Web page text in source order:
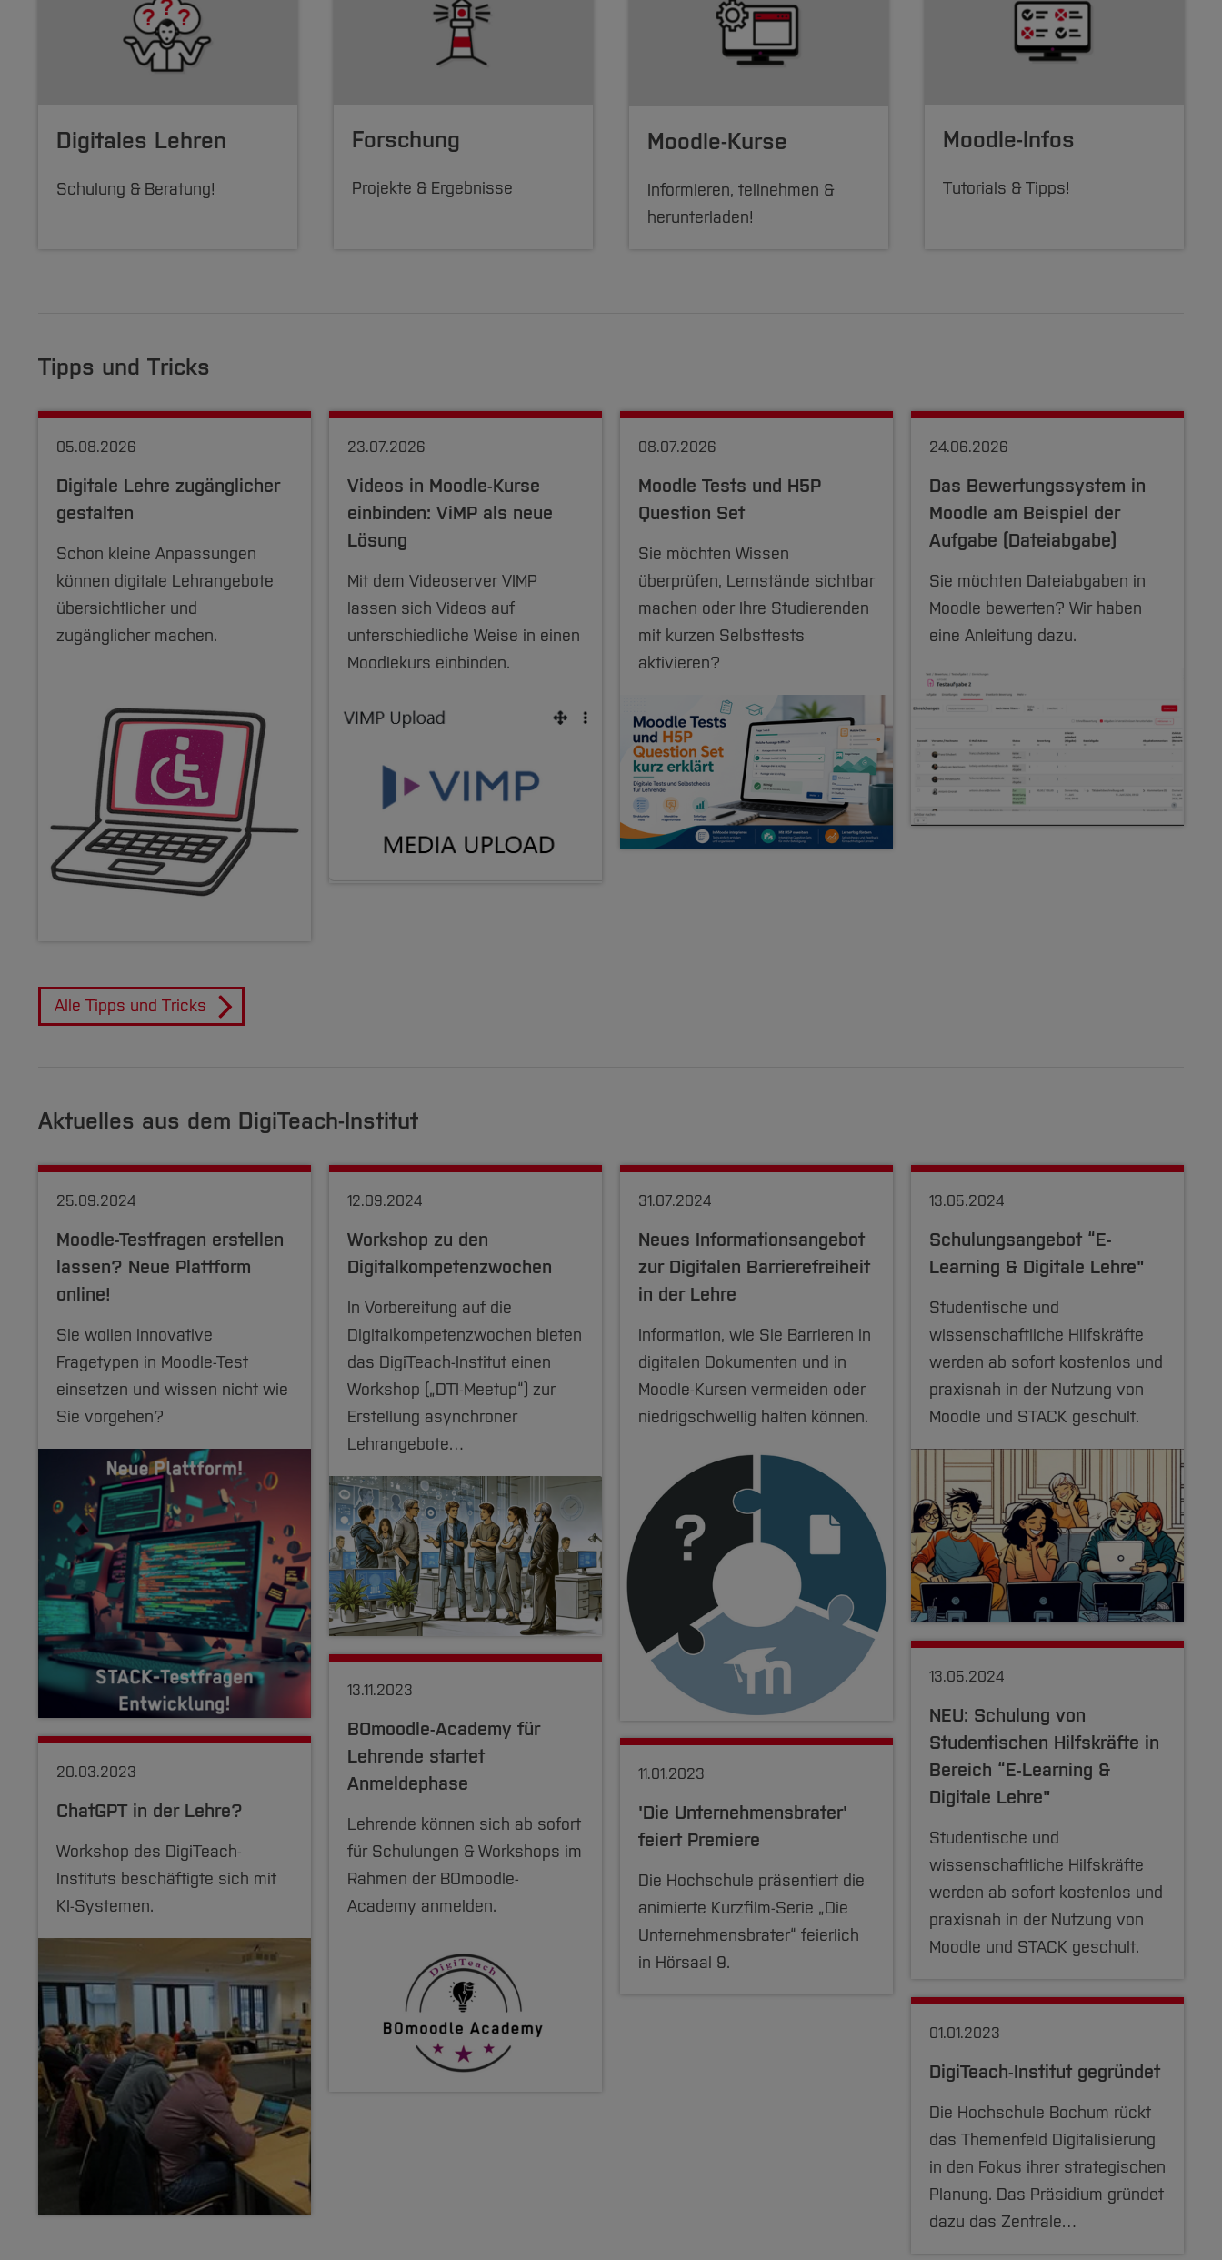
Digitales Lehren
Schulung & Beratung!
Forschung
Projekte & Ergebnisse
Moodle-Kurse
Informieren, teilnehmen &
herunterladen!
Moodle-Infos
Tutorials & Tipps!
Tipps und Tricks
05.08.2026
Digitale Lehre zugänglicher
gestalten
Schon kleine Anpassungen
können digitale Lehrangebote
übersichtlicher und
zugänglicher machen.
23.07.2026
Videos in Moodle-Kurse
einbinden: ViMP als neue
Lösung
Mit dem Videoserver VIMP
lassen sich Videos auf
unterschiedliche Weise in einen
Moodlekurs einbinden.
08.07.2026
Moodle Tests und H5P
Question Set
Sie möchten Wissen
überprüfen, Lernstände sichtbar
machen oder Ihre Studierenden
mit kurzen Selbsttests
aktivieren?
24.06.2026
Das Bewertungssystem in
Moodle am Beispiel der
Aufgabe (Dateiabgabe)
Sie möchten Dateiabgaben in
Moodle bewerten? Wir haben
eine Anleitung dazu.
Alle Tipps und Tricks
Aktuelles aus dem DigiTeach-Institut
25.09.2024
Moodle-Testfragen erstellen
lassen? Neue Plattform
online!
Sie wollen innovative
Fragetypen in Moodle-Test
einsetzen und wissen nicht wie
Sie vorgehen?
12.09.2024
Workshop zu den
Digitalkompetenzwochen
In Vorbereitung auf die
Digitalkompetenzwochen bieten
das DigiTeach-Institut einen
Workshop („DTI-Meetup“) zur
Erstellung asynchroner
Lehrangebote…
31.07.2024
Neues Informationsangebot
zur Digitalen Barrierefreiheit
in der Lehre
Information, wie Sie Barrieren in
digitalen Dokumenten und in
Moodle-Kursen vermeiden oder
niedrigschwellig halten können.
13.05.2024
Schulungsangebot “E-
Learning & Digitale Lehre"
Studentische und
wissenschaftliche Hilfskräfte
werden ab sofort kostenlos und
praxisnah in der Nutzung von
Moodle und STACK geschult.
13.05.2024
NEU: Schulung von
Studentischen Hilfskräfte in
Bereich “E-Learning &
Digitale Lehre"
Studentische und
wissenschaftliche Hilfskräfte
werden ab sofort kostenlos und
praxisnah in der Nutzung von
Moodle und STACK geschult.
13.11.2023
BOmoodle-Academy für
Lehrende startet
Anmeldephase
Lehrende können sich ab sofort
für Schulungen & Workshops im
Rahmen der BOmoodle-
Academy anmelden.
20.03.2023
ChatGPT in der Lehre?
Workshop des DigiTeach-
Instituts beschäftigte sich mit
KI-Systemen.
11.01.2023
'Die Unternehmensbrater'
feiert Premiere
Die Hochschule präsentiert die
animierte Kurzfilm-Serie „Die
Unternehmensbrater“ feierlich
in Hörsaal 9.
01.01.2023
DigiTeach-Institut gegründet
Die Hochschule Bochum rückt
das Themenfeld Digitalisierung
in den Fokus ihrer strategischen
Planung. Das Präsidium gründet
dazu das Zentrale…